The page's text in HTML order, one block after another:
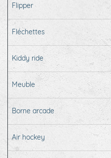
Flipper
Fléchettes
Kiddy ride
Meuble
Borne arcade
Air hockey